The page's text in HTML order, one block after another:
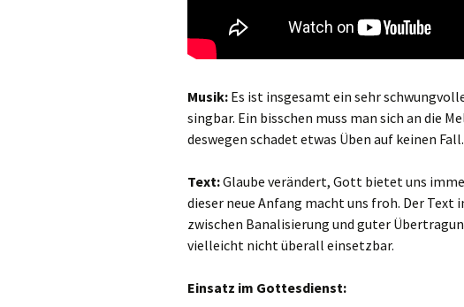
Zur Brotbrechung
Danklieder
Musik: Es ist insgesamt ein sehr
singbar. Ein bisschen muss man sich an die
deswegen schadet etwas Üben auf keinen Fall.
Text:Glaube verändert, Gott bietet uns
dieser neue Anfang macht uns froh. Der Text
zwischen Banalisierung und guter
vielleicht nicht überall einsetzbar.
Einsatz im Gottesdienst: